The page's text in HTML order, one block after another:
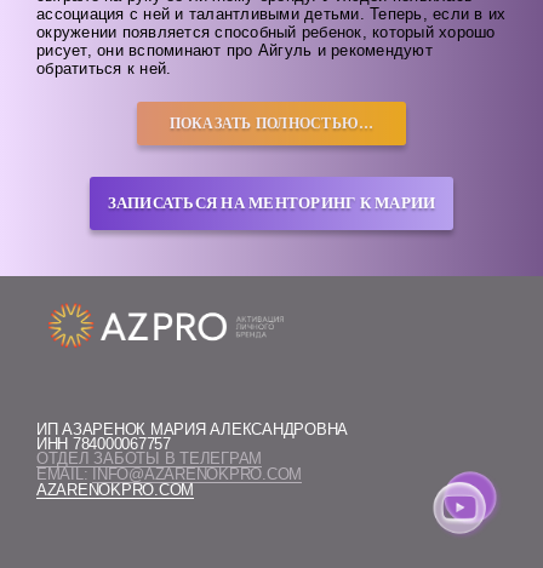
ассоциация с ней и талантливыми детьми. Теперь, если в их
окружении появляется способный ребенок, который хорошо
рисует, они вспоминают про Айгуль и рекомендуют
обратиться к ней.
ПОКАЗАТЬ ПОЛНОСТЬЮ…
ЗАПИСАТЬСЯ НА МЕНТОРИНГ К МАРИИ
ИП АЗАРЕНОК МАРИЯ АЛЕКСАНДРОВНА
ИНН 784000067757
ОТДЕЛ ЗАБОТЫ В ТЕЛЕГРАМ
EMAIL:
INFO@AZARENOKPRO.COM
AZARENOKPRO.COM